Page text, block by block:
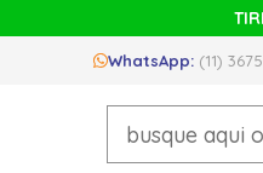
WhatsApp: (11)